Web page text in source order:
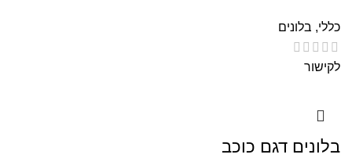
כללי, בלונים
לקישור
בלונים דגם כוכב